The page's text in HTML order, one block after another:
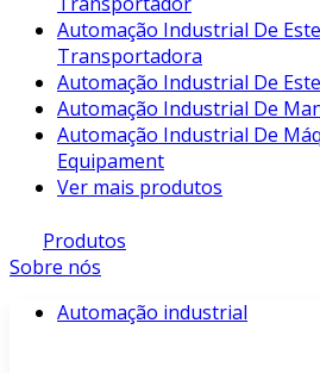
Automação Industrial De
Transportadora
Automação Industrial De
Automação Industrial De
Automação Industrial De
Equipament
Ver mais produtos
Produtos
Sobre nós
Automação industrial